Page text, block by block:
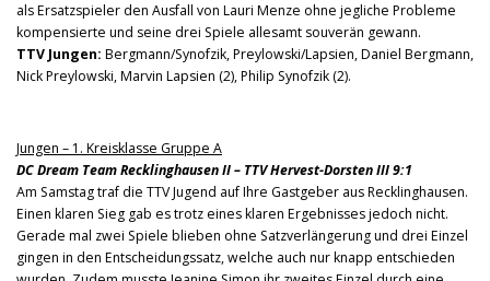
als Ersatzspieler den Ausfall von Lauri Menze ohne jegliche Probleme
kompensierte und seine drei Spiele allesamt souverän gewann.
TTV Jungen: Bergmann/Synofzik, Preylowski/Lapsien, Daniel Bergmann,
Nick Preylowski, Marvin Lapsien (2), Philip Synofzik (2).
Jungen – 1. Kreisklasse Gruppe A
DC Dream Team Recklinghausen II – TTV Hervest-Dorsten III 9:1
Am Samstag traf die TTV Jugend auf Ihre Gastgeber aus Recklinghausen.
Einen klaren Sieg gab es trotz eines klaren Ergebnisses jedoch nicht.
Gerade mal zwei Spiele blieben ohne Satzverlängerung und drei Einzel
gingen in den Entscheidungssatz, welche auch nur knapp entschieden